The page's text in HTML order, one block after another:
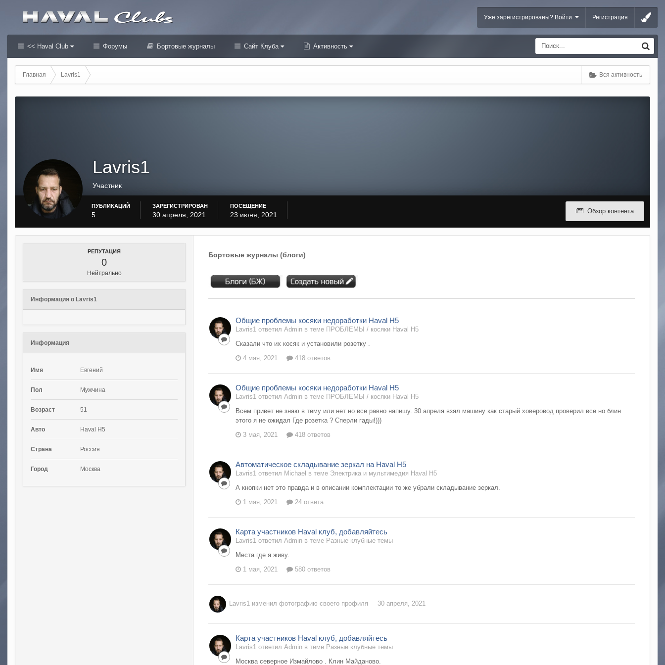
Уже зарегистрированы? Войти Регистрация
<< Haval Club Форумы Бортовые журналы Сайт Клуба Активность
Вся активность
Главная Lavris1
Lavris1
Участник
Обзор контента
ПУБЛИКАЦИЙ
5
ЗАРЕГИСТРИРОВАН
30 апреля, 2021
ПОСЕЩЕНИЕ
23 июня, 2021
РЕПУТАЦИЯ
0
Нейтрально
Информация о Lavris1
Информация
Имя Евгений
Пол Мужчина
Возраст 51
Авто Haval H5
Страна Россия
Город Москва
Бортовые журналы (блоги)
Общие проблемы косяки недоработки Haval H5
Lavris1 ответил Admin в теме ПРОБЛЕМЫ / косяки Haval H5
Сказали что их косяк и установили розетку .
4 мая, 2021
418 ответов
Общие проблемы косяки недоработки Haval H5
Lavris1 ответил Admin в теме ПРОБЛЕМЫ / косяки Haval H5
Всем привет не знаю в тему или нет но все равно напишу. 30 апреля взял машину как старый ховеровод проверил все но блин
этого я не ожидал Где розетка ? Сперли гады!)))
3 мая, 2021
418 ответов
Автоматическое складывание зеркал на Haval H5
Lavris1 ответил Michael в теме Электрика и мультимедия Haval H5
А кнопки нет это правда и в описании комплектации то же убрали складывание зеркал.
1 мая, 2021
24 ответа
Карта участников Haval клуб, добавляйтесь
Lavris1 ответил Admin в теме Разные клубные темы
Места где я живу.
1 мая, 2021
580 ответов
Lavris1 изменил фотографию своего профиля 30 апреля, 2021
Карта участников Haval клуб, добавляйтесь
Lavris1 ответил Admin в теме Разные клубные темы
Москва северное Измайлово . Клин Майданово.